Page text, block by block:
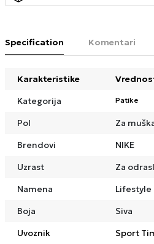
Specification Komentari
Karakteristike
Kategorija
Patike
Pol
Za
Brendovi
NIKE
Uzrast
Za
Namena
Lifestyle
Boja
Siva
Uvoznik
Sport